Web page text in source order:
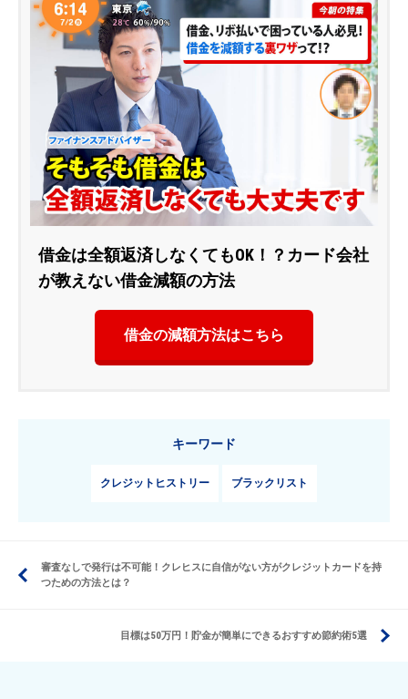
借金は全額返済しなくてもOK！？カード会社
が教えない借金減額の方法
借金の減額方法はこちら
キーワード
クレジットヒストリー ブラックリスト
審査なしで発行は不可能！クレヒスに自信がない方がクレジットカードを持
つための方法とは？
目標は50万円！貯金が簡単にできるおすすめ節約術5選